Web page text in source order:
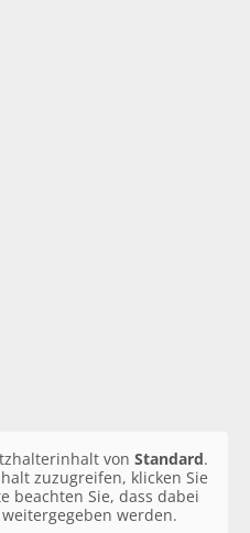
von Standard.
zuzugreifen, klicken Sie
beachten Sie, dass dabei
werden.